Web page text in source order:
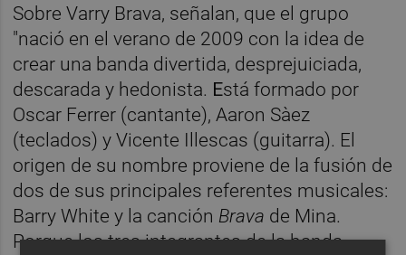
Sobre Varry Brava, señalan, que el grupo
"nació en el verano de 2009 con la idea de
crear una banda divertida, desprejuiciada,
descarada y hedonista. Está formado por
Oscar Ferrer (cantante), Aaron Sàez
(teclados) y Vicente Illescas (guitarra). El
origen de su nombre proviene de la fusión de
dos de sus principales referentes musicales:
Barry White y la canción Brava de Mina.
Porque los tres integrantes de la banda